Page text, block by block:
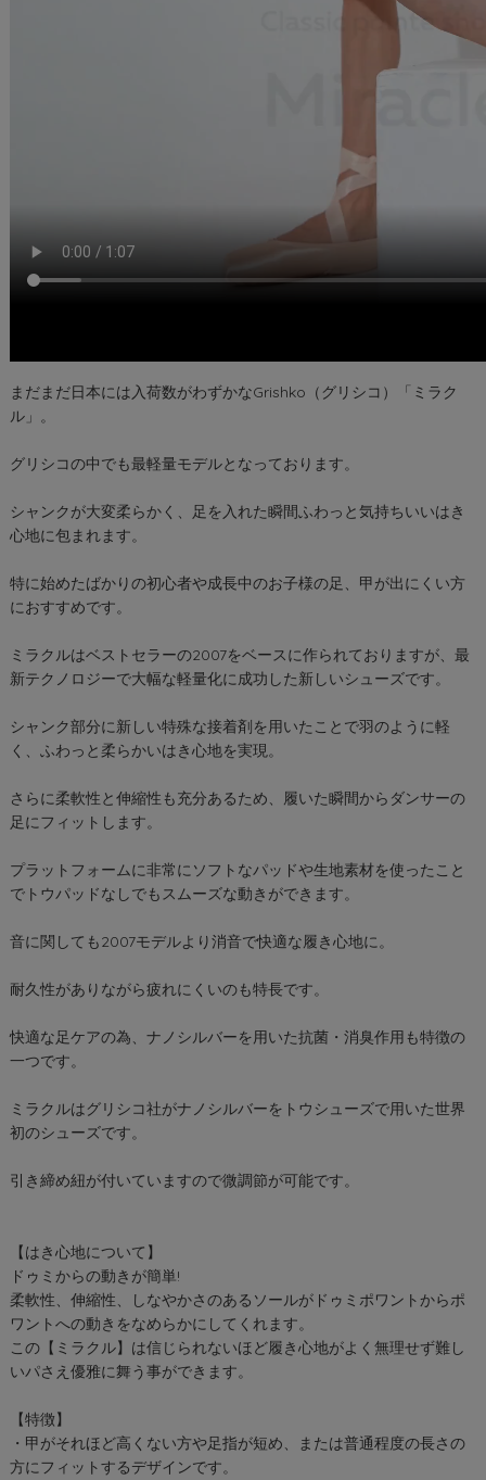
まだまだ日本には入荷数がわずかなGrishko（グリシコ）「ミラク
ル」。
グリシコの中でも最軽量モデルとなっております。
シャンクが大変柔らかく、足を入れた瞬間ふわっと気持ちいいはき
心地に包まれます。
特に始めたばかりの初心者や成長中のお子様の足、甲が出にくい方
におすすめです。
ミラクルはベストセラーの2007をベースに作られておりますが、最
新テクノロジーで大幅な軽量化に成功した新しいシューズです。
シャンク部分に新しい特殊な接着剤を用いたことで羽のように軽
く、ふわっと柔らかいはき心地を実現。
さらに柔軟性と伸縮性も充分あるため、履いた瞬間からダンサーの
足にフィットします。
プラットフォームに非常にソフトなパッドや生地素材を使ったこと
でトウパッドなしでもスムーズな動きができます。
音に関しても2007モデルより消音で快適な履き心地に。
耐久性がありながら疲れにくいのも特長です。
快適な足ケアの為、ナノシルバーを用いた抗菌・消臭作用も特徴の
一つです。
ミラクルはグリシコ社がナノシルバーをトウシューズで用いた世界
初のシューズです。
引き締め紐が付いていますので微調節が可能です。
【はき心地について】
ドゥミからの動きが簡単!
柔軟性、伸縮性、しなやかさのあるソールがドゥミポワントからポ
ワントへの動きをなめらかにしてくれます。
この【ミラクル】は信じられないほど履き心地がよく無理せず難し
いパさえ優雅に舞う事ができます。
【特徴】
・甲がそれほど高くない方や足指が短め、または普通程度の長さの
方にフィットするデザインです。